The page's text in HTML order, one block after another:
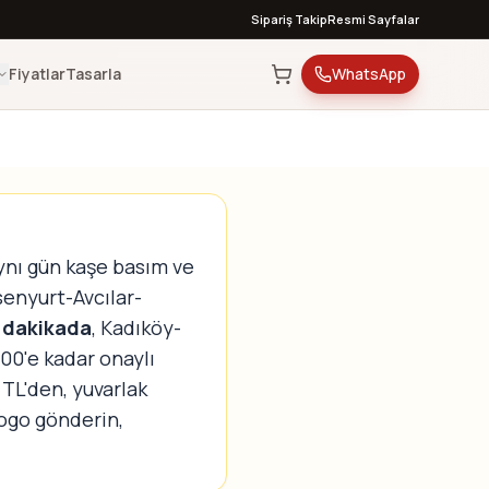
Sipariş TakipResmi Sayfalar
FiyatlarTasarla WhatsApp
gün kaşe basım ve
Avcılar-
, Kadıköy-
kadar onaylı
yuvarlak
gönderin,